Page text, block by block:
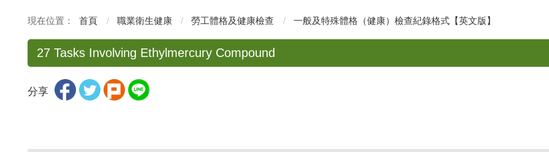
首頁 職業衛生健康 勞工體格及健康檢查 一般及特殊體格（健康）檢查紀錄格式【英文版】
27 Tasks Involving Ethylmercury Compound
分享